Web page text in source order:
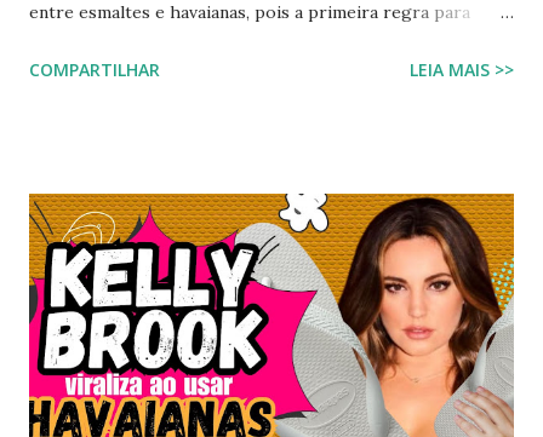
entre esmaltes e havaianas, pois a primeira regra para
BUSCA PERSONALIZADA NOS ACERVOS DO BLOG
COMPARTILHAR LEIA MAIS >>